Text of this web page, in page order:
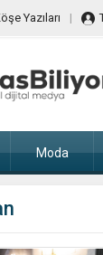
Yazıları
Moda